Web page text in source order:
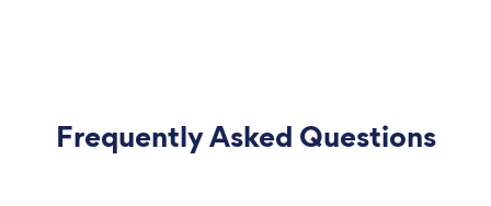
Frequently Asked Questions